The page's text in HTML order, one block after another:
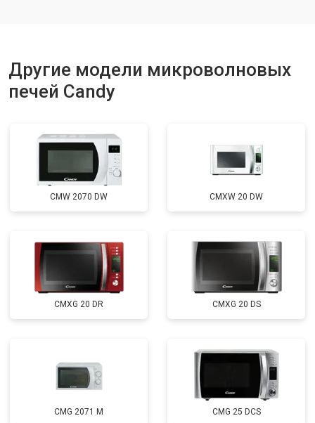
Другие модели микроволновых
печей Candy
CMW 2070 DW CMXW 20 DW
CMXG 20 DR CMXG 20 DS
CMG 2071 M CMG 25 DCS